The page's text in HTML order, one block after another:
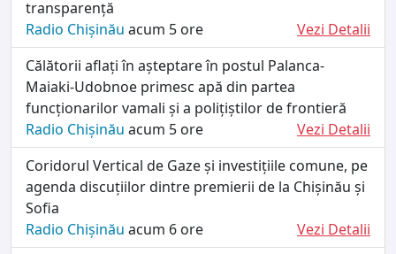
transparență
Radio Chișinău acum 5 ore
Vezi Detalii
Călătorii aflați în așteptare în postul Palanca-
Maiaki-Udobnoe primesc apă din partea
funcționarilor vamali și a polițiștilor de frontieră
Radio Chișinău acum 5 ore
Vezi Detalii
Coridorul Vertical de Gaze și investițiile comune, pe
agenda discuțiilor dintre premierii de la Chișinău și
Sofia
Radio Chișinău acum 6 ore
Vezi Detalii